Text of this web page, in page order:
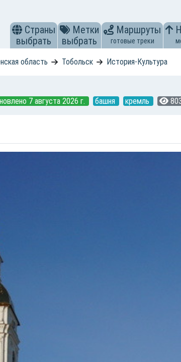
Страны
выбрать
Метки
выбрать
Маршруты
готовые треки
область Тобольск История-Культура
7 августа 2026 г. башня кремль